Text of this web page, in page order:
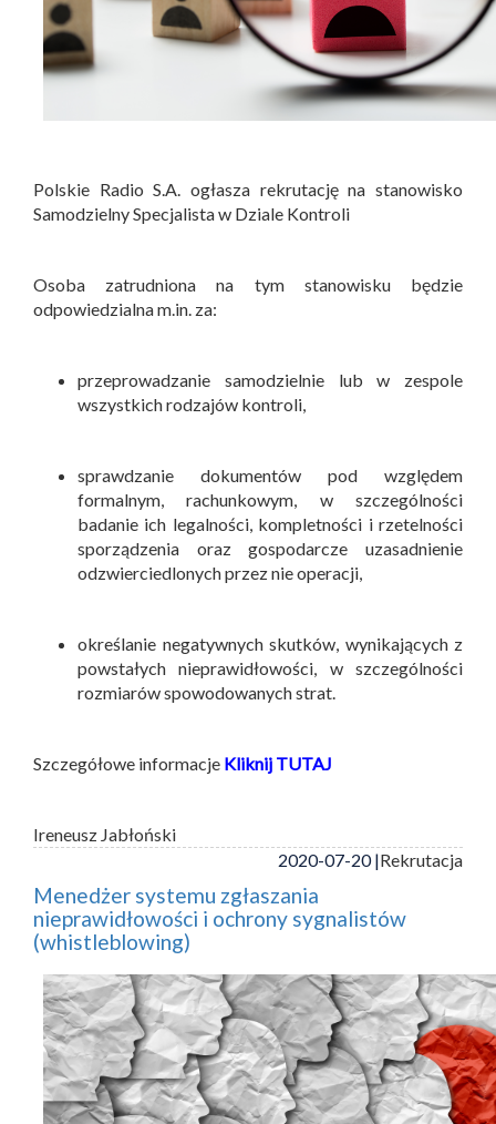
Polskie Radio S.A. ogłasza rekrutację na stanowisko
Samodzielny Specjalista w Dziale Kontroli
Osoba zatrudniona na tym stanowisku będzie
odpowiedzialna m.in. za:
przeprowadzanie samodzielnie lub w zespole
wszystkich rodzajów kontroli,
sprawdzanie dokumentów pod względem
formalnym, rachunkowym, w szczególności
badanie ich legalności, kompletności i rzetelności
sporządzenia oraz gospodarcze uzasadnienie
odzwierciedlonych przez nie operacji,
określanie negatywnych skutków, wynikających z
powstałych nieprawidłowości, w szczególności
rozmiarów spowodowanych strat.
Szczegółowe informacje Kliknij TUTAJ
Ireneusz Jabłoński
2020-07-20 |Rekrutacja
Menedżer systemu zgłaszania
nieprawidłowości i ochrony sygnalistów
(whistleblowing)